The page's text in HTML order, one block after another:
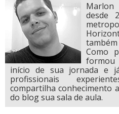
desde
Como
início de sua jornada e
profissionais
compartilha conhecimento
do blog sua sala de aula.